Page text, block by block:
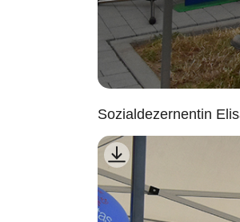
Sozialdezernentin